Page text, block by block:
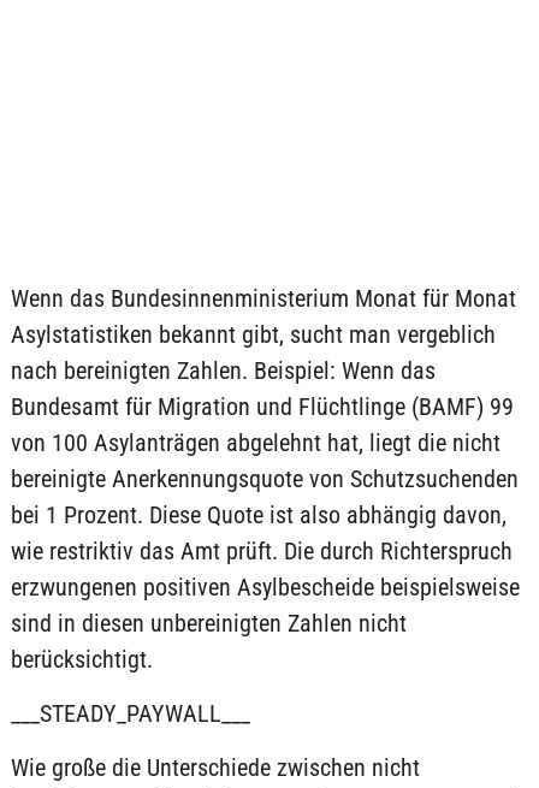
Wenn das Bundesinnenministerium Monat für Monat
Asylstatistiken bekannt gibt, sucht man vergeblich
nach bereinigten Zahlen. Beispiel: Wenn das
Bundesamt für Migration und Flüchtlinge (BAMF) 99
von 100 Asylanträgen abgelehnt hat, liegt die nicht
bereinigte Anerkennungsquote von Schutzsuchenden
bei 1 Prozent. Diese Quote ist also abhängig davon,
wie restriktiv das Amt prüft. Die durch Richterspruch
erzwungenen positiven Asylbescheide beispielsweise
sind in diesen unbereinigten Zahlen nicht
berücksichtigt.
___STEADY_PAYWALL___
Wie große die Unterschiede zwischen nicht